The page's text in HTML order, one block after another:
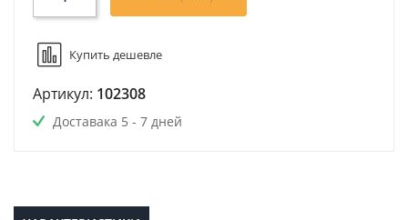
Купить дешевле
Артикул: 102308
Доставака 5 - 7 дней